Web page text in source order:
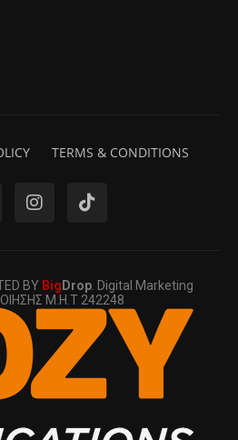
TERMS & CONDITIONS
BY Big Drop . Digital Marketing
Μ.Η.Τ 242248